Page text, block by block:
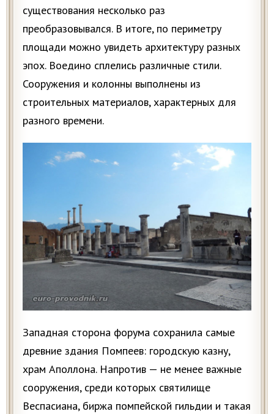
существования несколько раз
преобразовывался. В итоге, по периметру
площади можно увидеть архитектуру разных
эпох. Воедино сплелись различные стили.
Сооружения и колонны выполнены из
строительных материалов, характерных для
разного времени.
Западная сторона форума сохранила самые
древние здания Помпеев: городскую казну,
храм Аполлона. Напротив — не менее важные
сооружения, среди которых святилище
Веспасиана, биржа помпейской гильдии и такая